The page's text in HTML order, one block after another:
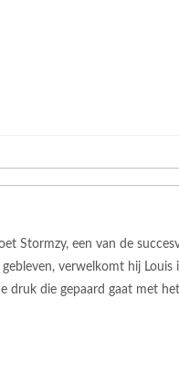
Stormzy, een van de
verwelkomt hij
druk die gepaard gaat met